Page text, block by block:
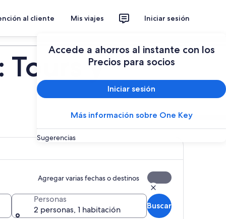
al cliente Mis viajes Iniciar sesión
Accede a ahorros al instante con los
Precios para socios
Iniciar sesión
Más información sobre One Key
Sugerencias
y
Agregar varias fechas o destinos
Personas
2 personas, 1 habitación
Buscar